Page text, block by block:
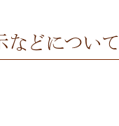
などについて